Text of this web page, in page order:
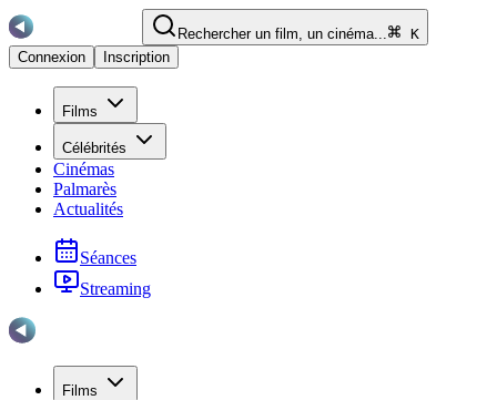
Rechercher un film, un cinéma...
K
Connexion
Inscription
Films
Célébrités
Cinémas
Palmarès
Actualités
Séances
Streaming
Films